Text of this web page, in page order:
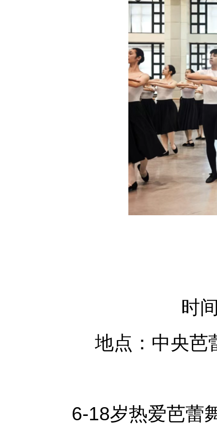
时
地点：中央芭
6-18岁热爱芭蕾